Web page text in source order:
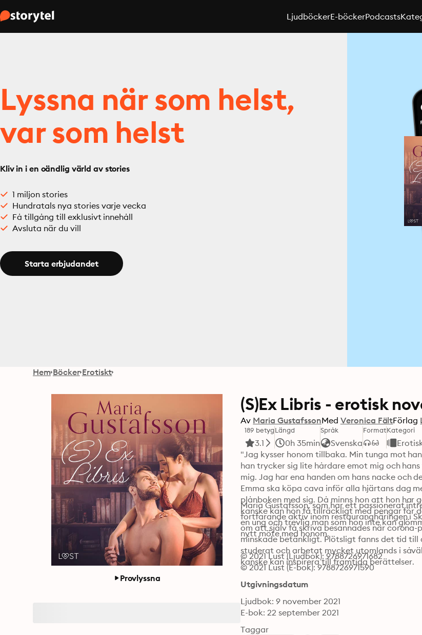
LjudböckerE-böckerPodcasts
Lyssna när som helst,
var som helst
Kliv in i en oändlig värld av stories
1 miljon stories
Hundratals nya stories varje vecka
Få tillgång till exklusivt innehåll
Avsluta när du vill
Starta erbjudandet
Hem Böcker Erotiskt
Provlyssna
(S)Ex Libris - erotisk
Av Maria GustafssonMed Veronica FältFörlag
189 betyg
3.1
Längd
0h 35min
Språk
Svenska
FormatKategori
"Jag kysser honom tillbaka. Min tunga mot
han trycker sig lite hårdare emot mig och
mig. Jag har ena handen om hans nacke och
Emma ska köpa cava inför alla hjärtans dag
plånboken med sig. Då minns hon att hon
kanske kan hon få tillräckligt med pengar för
en ung och trevlig man som hon inte kan
nytt möte med honom.
Maria Gustafsson, som har ett passionerat
fortfarande aktiv inom restaurangnäringen i
om att själv få skriva besannades när
minskade betänkligt. Plötsligt fanns det tid
studerat och arbetat mycket utomlands i
kanske kan inspirera till framtida berättelser.
© 2021 Lust (Ljudbok): 9788726971682
© 2021 Lust (E-bok): 9788726971590
Utgivningsdatum
Ljudbok: 9 november 2021
E-bok: 22 september 2021
Taggar